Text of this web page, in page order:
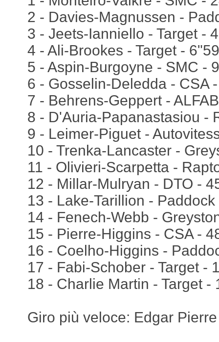
2 - Davies-Magnussen -
3 - Jeets-Ianniello - Target -
4 - Ali-Brookes - Target -
5 - Aspin-Burgoyne - SMC -
6 - Gosselin-Deledda - CSA
7 - Behrens-Geppert -
8 - D'Auria-Papanastasiou -
9 - Leimer-Piguet -
10 - Trenka-Lancaster -
11 - Olivieri-Scarpetta -
12 - Millar-Mulryan - DTO -
13 - Lake-Tarillion -
14 - Fenech-Webb -
15 - Pierre-Higgins - CSA -
16 - Coelho-Higgins -
17 - Fabi-Schober - Target -
18 - Charlie Martin - Target -
Giro più veloce: Edgar